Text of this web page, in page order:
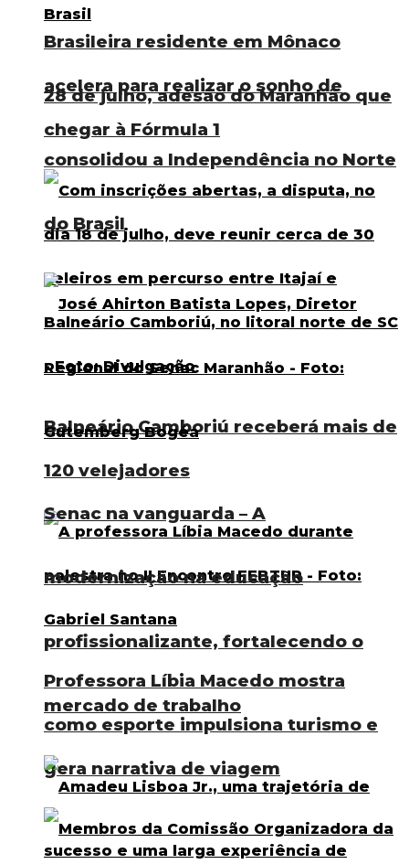
Brasileira residente em Mônaco
acelera para realizar o sonho de
chegar à Fórmula 1
Balneário Camboriú receberá mais de
120 velejadores
Professora Líbia Macedo mostra
como esporte impulsiona turismo e
gera narrativa de viagem
28 de julho, adesão do Maranhão que
consolidou a Independência no Norte
do Brasil
Senac na vanguarda – A
modernização na educação
profissionalizante, fortalecendo o
mercado de trabalho